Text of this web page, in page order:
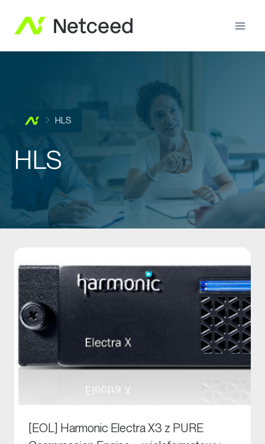
HLS
HLS
[EOL] Harmonic Electra X3 z PURE